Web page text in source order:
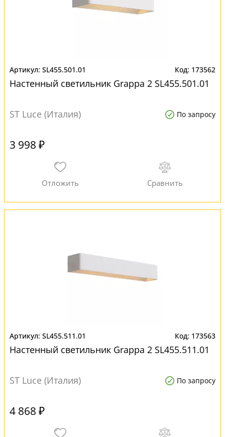
SL455.501.01 173562
Настенный светильник Grappa 2 SL455.501.01
ST Luce (Италия) По запросу
3 998 ₽
SL455.511.01 173563
Настенный светильник Grappa 2 SL455.511.01
ST Luce (Италия) По запросу
4 868 ₽